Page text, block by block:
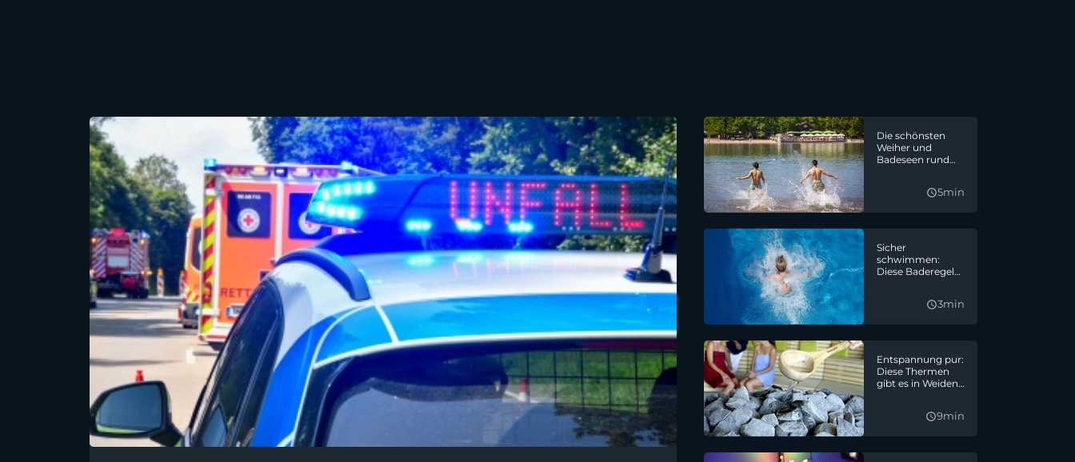
Die schönsten
Weiher und
Badeseen rund
query_builder5min
Sicher
schwimmen:
Diese Baderegeln
query_builder3min
Entspannung pur:
Diese Thermen
gibt es in Weiden
query_builder9min